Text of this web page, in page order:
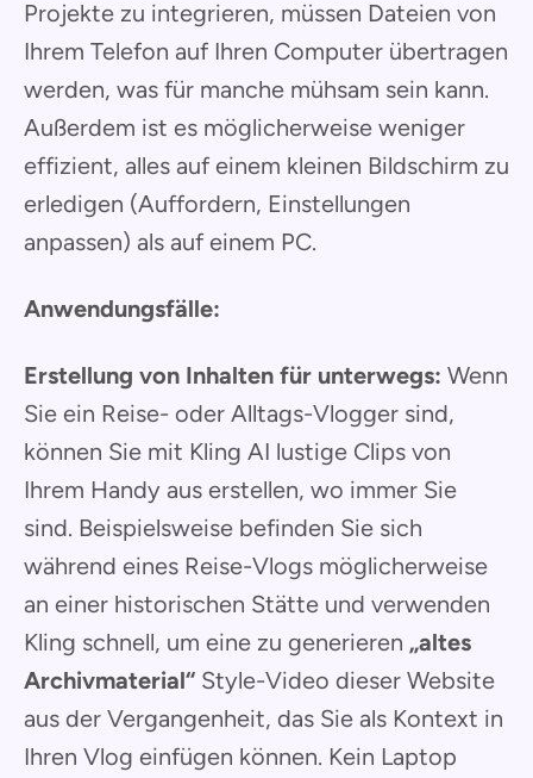
Projekte zu integrieren, müssen Dateien von
Ihrem Telefon auf Ihren Computer übertragen
werden, was für manche mühsam sein kann.
Außerdem ist es möglicherweise weniger
effizient, alles auf einem kleinen Bildschirm zu
erledigen (Auffordern, Einstellungen
anpassen) als auf einem PC.
Anwendungsfälle:
Erstellung von Inhalten für unterwegs: Wenn
Sie ein Reise- oder Alltags-Vlogger sind,
können Sie mit Kling AI lustige Clips von
Ihrem Handy aus erstellen, wo immer Sie
sind. Beispielsweise befinden Sie sich
während eines Reise-Vlogs möglicherweise
an einer historischen Stätte und verwenden
Kling schnell, um eine zu generieren „altes
Archivmaterial“ Style-Video dieser Website
aus der Vergangenheit, das Sie als Kontext in
Ihren Vlog einfügen können. Kein Laptop